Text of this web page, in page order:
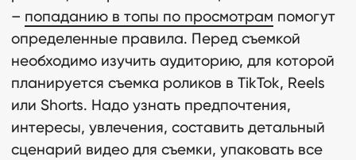
– попаданию в топы по просмотрам помогут
определенные правила. Перед съемкой
необходимо изучить аудиторию, для которой
планируется съемка роликов в TikTok, Reels
или Shorts. Надо узнать предпочтения,
интересы, увлечения, составить детальный
сценарий видео для съемки, упаковать все